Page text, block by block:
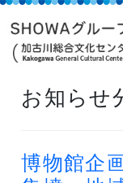
お知らせ
博物館企